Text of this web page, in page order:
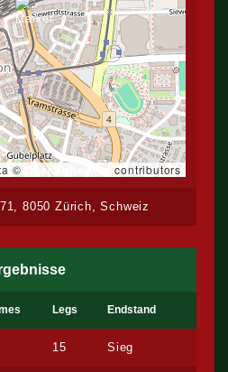
© OpenStreetMap contributors
8050 Zürich, Schweiz
Legs Endstand
15 Sieg